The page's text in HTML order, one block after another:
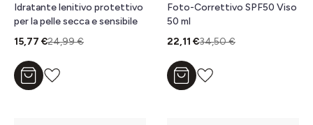
Idratante lenitivo protettivo
per la pelle secca e sensibile
15,77 €24,99 €
Aggiungi al carrello
Foto-Correttivo SPF50 Viso
50 ml
22,11 €34,50 €
Aggiungi al carrello